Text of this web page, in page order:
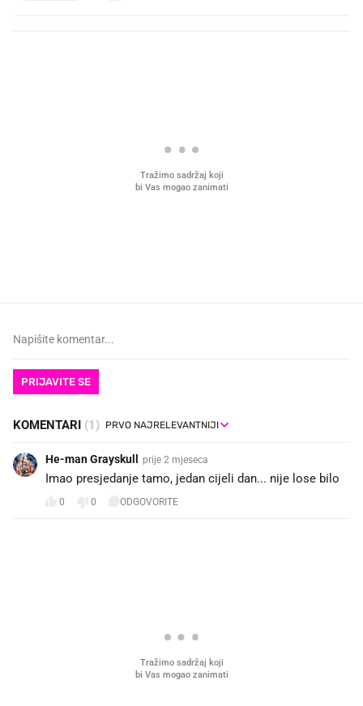
PRIJAVITE SE
KOMENTARI (1)
He-man Grayskull prije 2 mjeseca
Imao presjedanje tamo, jedan cijeli dan... nije lose bilo
0 0 ODGOVORITE